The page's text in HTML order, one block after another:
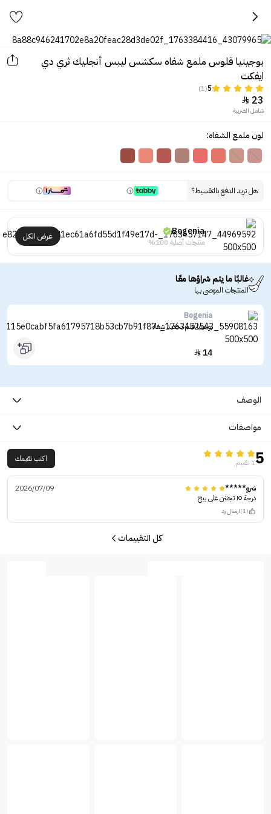
بوجينيا قلوس ملمع شفاه سكشس ليبس أنجليك ثري دي
ايفكت
5
(1)
23

شامل الضريبة
لون ملمع الشفاه:
هل تريد الدفع بالتقسيط؟
Bogenia
منتجات أصلية 100%
عرض الكل
غالبًا ما يتم شراؤها معًا
المنتجات الموصى بها
Bogenia
بوجينيا قلم تحديد شفاه
14

الوصف
مواصفات
51 تقييم اكتب تقيمك
شرو*****
2026/07/09
درجة ١٥ تجننن على بيج
(1) ارسال رد
كل التقييمات